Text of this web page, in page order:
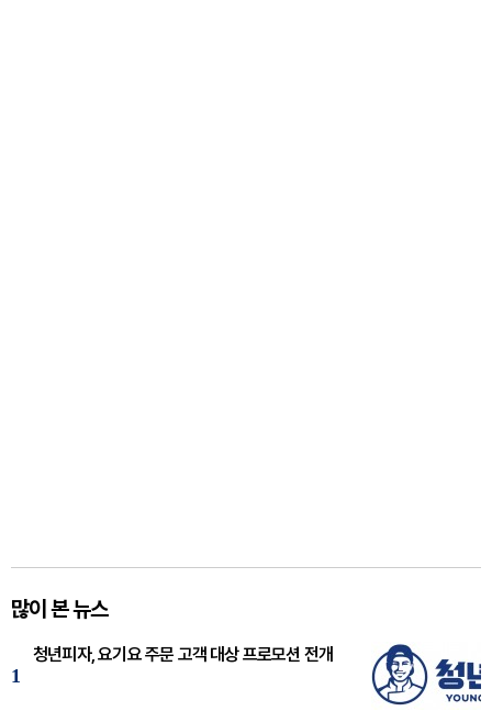
많이 본 뉴스
1
청년피자, 요기요 주문 고객 대상 프로모션 전개